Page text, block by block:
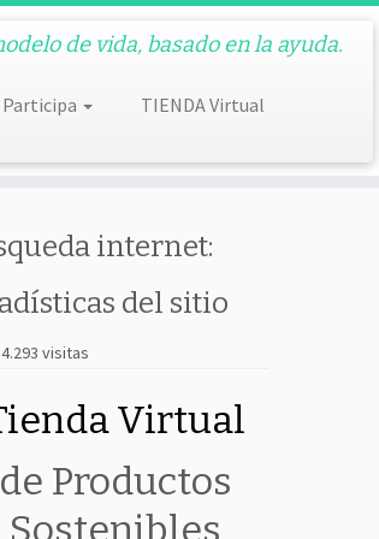
de vida, basado en la ayuda.
Participa
TIENDA Virtual
internet:
del sitio
visitas
Virtual
de Productos
Sostenibles